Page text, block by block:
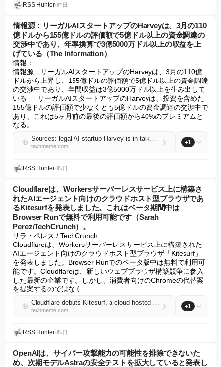
RSS Hunter•昨日
情報源：リーガルAIスタートアップのHarveyは、3月の110
億ドルから155億ドルの評価額で5億ドル以上の資金調達の
交渉中であり、年率換算で3億5000万ドル以上の収益を上
げている（The Information）
情報：
情報源：リーガルAIスタートアップのHarveyは、3月の110億
ドルから上昇し、155億ドルの評価額で5億ドル以上の資金調達
の交渉中であり、年間収益は3億5000万ドル以上を生み出して
いる — リーガルAIスタートアップのHarveyは、投資を含めた
155億ドルの評価額で少なくとも5億ドルの資金調達の交渉中で
あり、これは5ヶ月前の最後の評価額から40%のプレミアムと
なる。
Sources: legal AI startup Harvey is in talks to raise $500M+ at a $15.5B valuation, up from $11B in March, and is generating $350M+ in annualized revenue (The Information)
techmeme.com
+1
RSS Hunter•昨日
Cloudflareは、Workersサーバーレスサービス上に構築さ
れたAIエージェント向けのクラウドホスト型ブラウザであ
るKitesurfを発表しました。これはベータ期間中は
Browser Runで無料で利用可能です（Sarah
Perez/TechCrunch）。
サラ・ペレス / TechCrunch:
Cloudflareは、Workersサーバーレスサービス上に構築された
AIエージェント向けのクラウドホスト型ブラウザ「Kitesurf」
を発表しました。Browser Runでのベータ版中は無料で利用可
能です。Cloudflareは、新しいウェブブラウザ構築競争に参入
した最新の企業です。しかし、消費者向けのChromeの代替案
を提案するのではなく…
Cloudflare debuts Kitesurf, a cloud-hosted browser for AI agents built on top of its Workers serverless service, available for free while in beta in Browser Run (Sarah Perez/TechCrunch)
techmeme.com
+1
RSS Hunter•昨日
OpenAIは、サイバー攻撃能力の可能性を排除できないた
め、次期モデルAstraの安全テストを拡大していると発表し